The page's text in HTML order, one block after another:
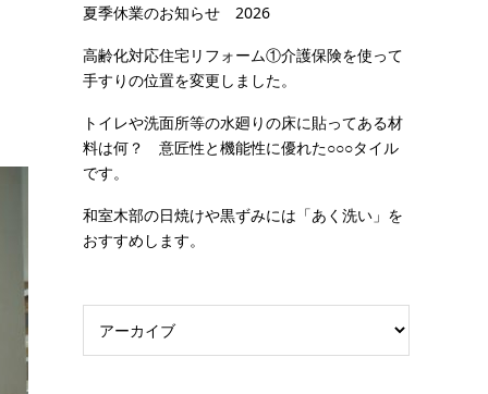
夏季休業のお知らせ 2026
高齢化対応住宅リフォーム①介護保険を使って
手すりの位置を変更しました。
トイレや洗面所等の水廻りの床に貼ってある材
料は何？ 意匠性と機能性に優れた○○○タイル
です。
和室木部の日焼けや黒ずみには「あく洗い」を
おすすめします。